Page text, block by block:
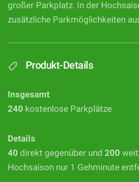
großer Parkplatz. In der
zusätzliche Parkmöglichkeiten
Produkt-Details
Insgesamt
240 kostenlose Parkplätze
Details
40 direkt gegenüber und 200
Hochsaison nur 1 Gehminute